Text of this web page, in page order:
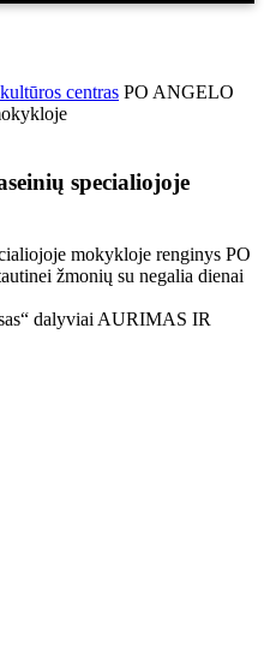
centras PO ANGELO
specialiojoje
mokykloje renginys PO
žmonių su negalia dienai
dalyviai AURIMAS IR